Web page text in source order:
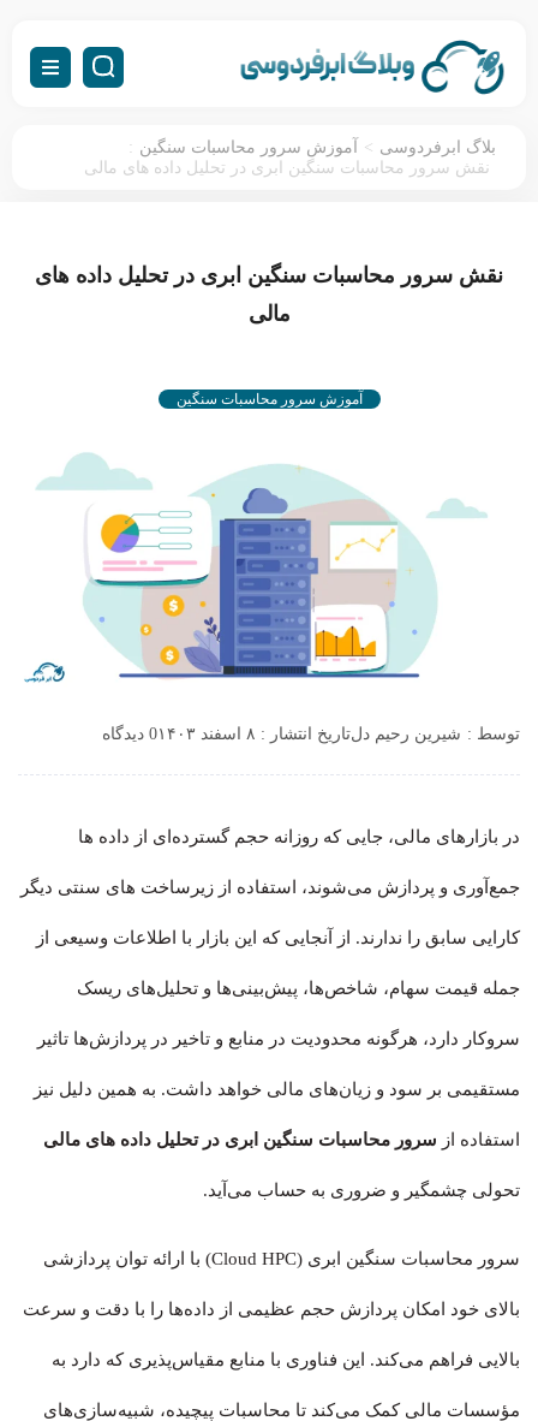
بلاگ ابرفردوسی > آموزش سرور محاسبات سنگین :
نقش سرور محاسبات سنگین ابری در تحلیل داده های مالی
نقش سرور محاسبات سنگین ابری در تحلیل داده های
مالی
آموزش سرور محاسبات سنگین
توسط : شیرین رحیم دلتاریخ انتشار : ۸ اسفند ۱۴۰۳ 0 دیدگاه
در بازارهای مالی، جایی که روزانه حجم گسترده‌ای از داده‌ ها
جمع‌آوری و پردازش می‌شوند، استفاده از زیرساخت های سنتی دیگر
کارایی سابق را ندارند. از آنجایی که این بازار با اطلاعات وسیعی از
جمله قیمت سهام، شاخص‌ها، پیش‌بینی‌ها و تحلیل‌های ریسک
سروکار دارد، هرگونه محدودیت در منابع و تاخیر در پردازش‌ها تاثیر
مستقیمی بر سود و زیان‌های مالی خواهد داشت. به همین دلیل نیز
استفاده از سرور محاسبات سنگین ابری در تحلیل داده های مالی
تحولی چشمگیر و ضروری به حساب می‌آید.
سرور محاسبات سنگین ابری (Cloud HPC) با ارائه توان پردازشی
بالای خود امکان پردازش حجم عظیمی از داده‌ها را با دقت و سرعت
بالایی فراهم می‌کند. این فناوری با منابع مقیاس‌پذیری که دارد به
مؤسسات مالی کمک می‌کند تا محاسبات پیچیده، شبیه‌سازی‌های